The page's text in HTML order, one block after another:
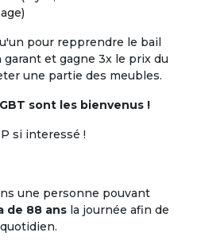
pour repprendre le bail
et gagne 3x le prix du
une partie des meubles.
sont les bienvenus !
si interessé !
une personne pouvant
de 88 ans la journée afin de